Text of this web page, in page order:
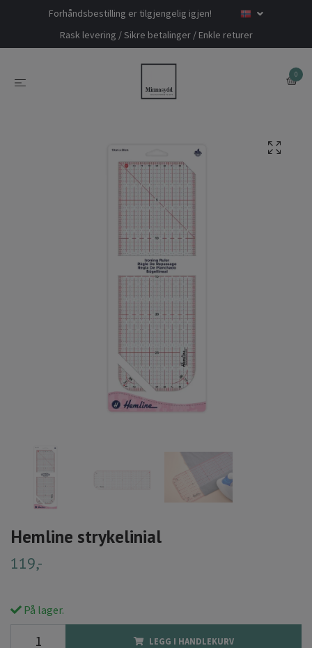
Forhåndsbestilling er tilgjengelig igjen!
Rask levering / Sikre betalinger / Enkle returer
0
Hemline strykelinial
119,-
På lager.
LEGG I HANDLEKURV